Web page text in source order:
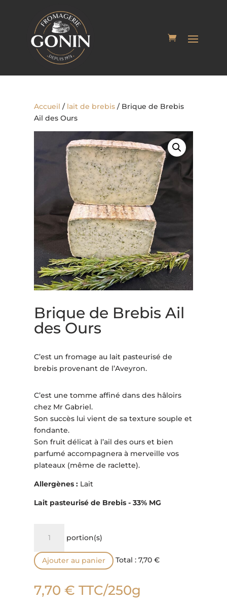
Accueil / lait de brebis / Brique de Brebis
Ail des Ours
Brique de Brebis Ail
des Ours
C’est un fromage au lait pasteurisé de
brebis provenant de l’Aveyron.
C’est une tomme affiné dans des hâloirs
chez Mr Gabriel.
Son succès lui vient de sa texture souple et
fondante.
Son fruit délicat à l’ail des ours et bien
parfumé accompagnera à merveille vos
plateaux (même de raclette).
Allergènes : Lait
Lait pasteurisé de Brebis - 33% MG
Brique
de
Ail
des
portion(s)
Ajouter au panier Total :7,70 €
7,70€ TTC/250g